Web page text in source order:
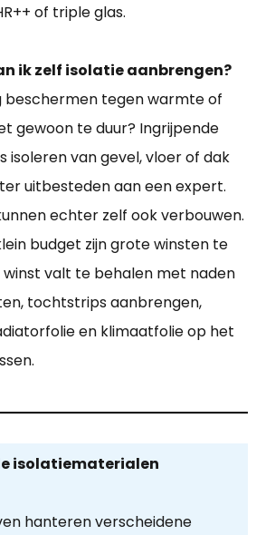
of triple glas.
ik zelf isolatie aanbrengen?
beschermen tegen warmte of
gewoon te duur? Ingrijpende
isoleren van gevel, vloer of dak
uitbesteden aan een expert.
echter zelf ook verbouwen.
budget zijn grote winsten te
valt te behalen met naden
tochtstrips aanbrengen,
en klimaatfolie op het
isolatiematerialen
hanteren verscheidene